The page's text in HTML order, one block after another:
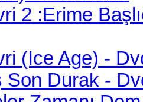
2 :Erime
(Ice Age) -
Son Durak -